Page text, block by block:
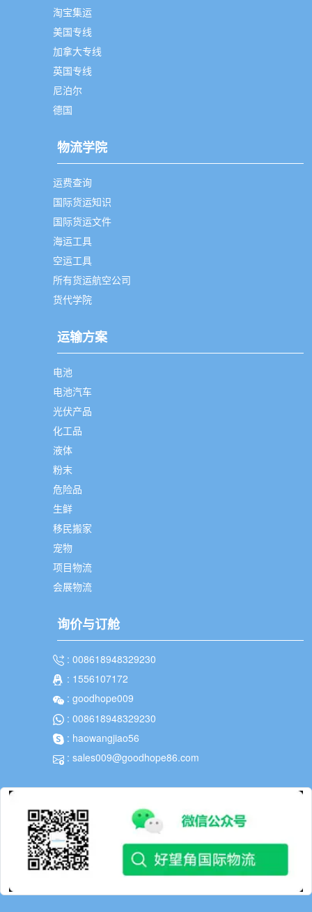
淘宝集运
美国专线
加拿大专线
英国专线
尼泊尔
德国
物流学院
运费查询
国际货运知识
国际货运文件
海运工具
空运工具
所有货运航空公司
货代学院
运输方案
电池
电池汽车
光伏产品
化工品
液体
粉末
危险品
生鲜
移民搬家
宠物
项目物流
会展物流
询价与订舱
: 008618948329230
: 1556107172
: goodhope009
: 008618948329230
: haowangjiao56
: sales009@goodhope86.com